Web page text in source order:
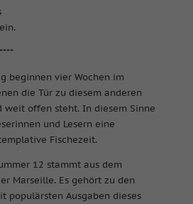
beginnen vier Wochen im
die Tür zu diesem anderen
weit offen steht. In diesem Sinne
und Lesern eine
Fischezeit.
12 stammt aus dem
Marseille. Es gehört zu den
populärsten Ausgaben dieses